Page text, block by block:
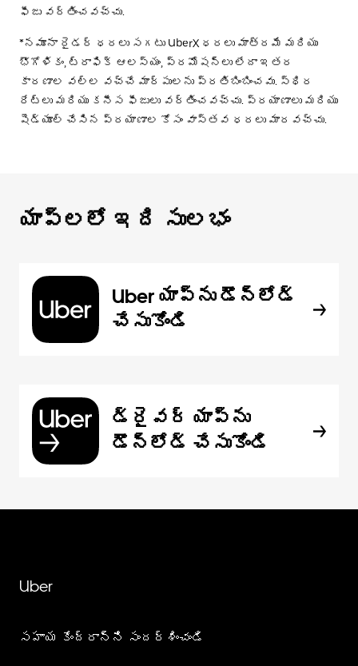
ఫీజు వర్తించవచ్చు.
*నమూనా రైడర్ ధరలు సగటు UberX ధరలు మాత్రమే మరియు
భౌగోళికం, ట్రాఫిక్ ఆలస్యం, ప్రమోషన్లు లేదా ఇతర
కారణాల వల్ల వచ్చే మార్పులను ప్రతిబింబించవు. స్థిర
రేట్లు మరియు కనీస ఫీజులు వర్తించవచ్చు. ప్రయాణాలు మరియు
షెడ్యూల్ చేసిన ప్రయాణాల కోసం వాస్తవ ధరలు మారవచ్చు.
యాప్‌లలో ఇది సులభం
Uber యాప్‌ను డౌన్‌లోడ్
చేసుకోండి
డ్రైవర్ యాప్‌ను
డౌన్‌లోడ్ చేసుకోండి
Uber
సహాయ కేంద్రాన్ని సందర్శించండి